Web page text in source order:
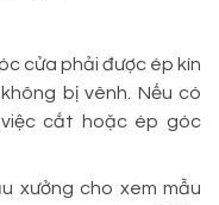
cửa phải được ép kín
bị vênh. Nếu có
cắt hoặc ép góc
xưởng cho xem mẫu